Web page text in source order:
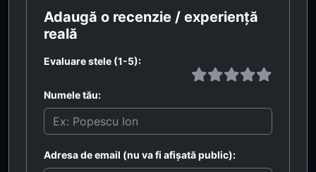
Adaugă o recenzie / experiență
reală
Evaluare stele (1-5):
Numele tău:
Adresa de email (nu va fi afișată public):